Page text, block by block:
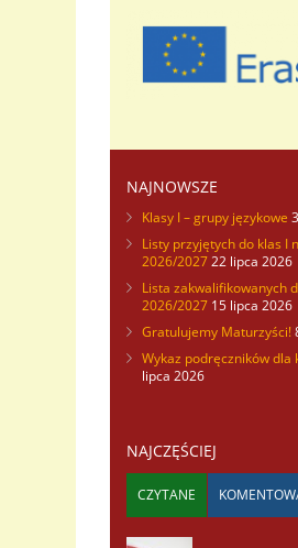
NAJNOWSZE
Klasy I – grupy językowe
Listy przyjętych do klas I
2026/202722 lipca 2026
Lista zakwalifikowanych
2026/2027 15 lipca 2026
Gratulujemy Maturzyści!
Wykaz podręczników dla
lipca 2026
NAJCZĘŚCIEJ
CZYTANE